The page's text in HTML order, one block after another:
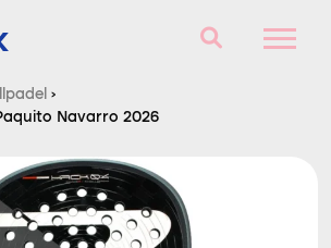
svar
›
Navarro 2026